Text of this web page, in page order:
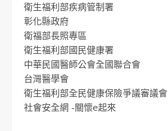
衛生福利部疾病管制署
彰化縣政府
衛福部長照專區
衛生福利部國民健康署
中華民國醫師公會全國聯合會
台灣醫學會
衛生福利部全民健康保險爭議審議會
社會安全網 -關懷e起來